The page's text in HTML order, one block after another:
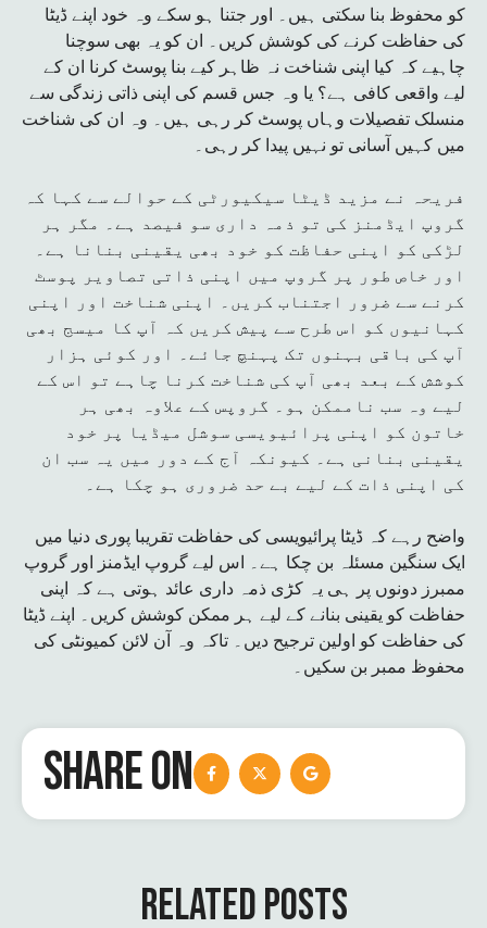
کو محفوظ بنا سکتی ہیں۔ اور جتنا ہو سکے وہ خود اپنے ڈیٹا
کی حفاظت کرنے کی کوشش کریں۔ ان کو یہ بھی سوچنا
چاہیے کہ کیا اپنی شناخت نہ ظاہر کیے بنا پوسٹ کرنا ان کے
لیے واقعی کافی ہے؟ یا وہ جس قسم کی اپنی ذاتی زندگی سے
منسلک تفصیلات وہاں پوسٹ کر رہی ہیں۔ وہ ان کی شناخت
میں کہیں آسانی تو نہیں پیدا کر رہی۔
فریحہ نے مزید ڈیٹا سیکیورٹی کے حوالے سے کہا کہ
گروپ ایڈمنز کی تو ذمہ داری سو فیصد ہے۔ مگر ہر
لڑکی کو اپنی حفاظت کو خود بھی یقینی بنانا ہے۔
اور خاص طور پر گروپ میں اپنی ذاتی تصاویر پوسٹ
کرنے سے ضرور اجتناب کریں۔ اپنی شناخت اور اپنی
کہانیوں کو اس طرح سے پیش کریں کہ آپ کا میسج بھی
آپ کی باقی بہنوں تک پہنچ جائے۔ اور کوئی ہزار
کوشش کے بعد بھی آپ کی شناخت کرنا چاہے تو اس کے
لیے وہ سب ناممکن ہو۔ گروپس کے علاوہ بھی ہر
خاتون کو اپنی پرائیویسی سوشل میڈیا پر خود
یقینی بنانی ہے۔ کیونکہ آج کے دور میں یہ سب ان
کی اپنی ذات کے لیے بے حد ضروری ہو چکا ہے۔
واضح رہے کہ ڈیٹا پرائیویسی کی حفاظت تقریبا پوری دنیا میں
ایک سنگین مسئلہ بن چکا ہے۔ اس لیے گروپ ایڈمنز اور گروپ
ممبرز دونوں پر ہی یہ کڑی ذمہ داری عائد ہوتی ہے کہ اپنی
حفاظت کو یقینی بنانے کے لیے ہر ممکن کوشش کریں۔ اپنے ڈیٹا
کی حفاظت کو اولین ترجیح دیں۔ تاکہ وہ آن لائن کمیونٹی کی
محفوظ ممبر بن سکیں۔
SHARE ON
RELATED POSTS